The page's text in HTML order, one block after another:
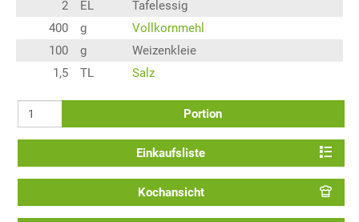
2
EL
Tafelessig
400
g
Vollkornmehl
100
g
Weizenkleie
1,5
TL Salz
Portion
Einkaufsliste
Kochansicht